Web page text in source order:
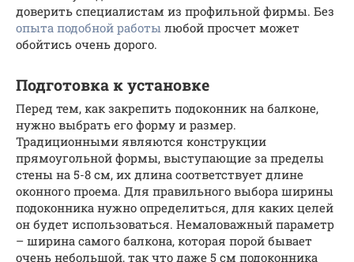
доверить специалистам из профильной фирмы. Без
опыта подобной работы любой просчет может
обойтись очень дорого.
Подготовка к установке
Перед тем, как закрепить подоконник на балконе,
нужно выбрать его форму и размер.
Традиционными являются конструкции
прямоугольной формы, выступающие за пределы
стены на 5-8 см, их длина соответствует длине
оконного проема. Для правильного выбора ширины
подоконника нужно определиться, для каких целей
он будет использоваться. Немаловажный параметр
– ширина самого балкона, которая порой бывает
очень небольшой, так что даже 5 см подоконника